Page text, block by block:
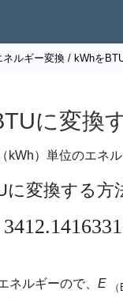
ネルギー変換 / kWhを
に変換
kWh）単位のエネ
に変換する方
ネルギーので、 E